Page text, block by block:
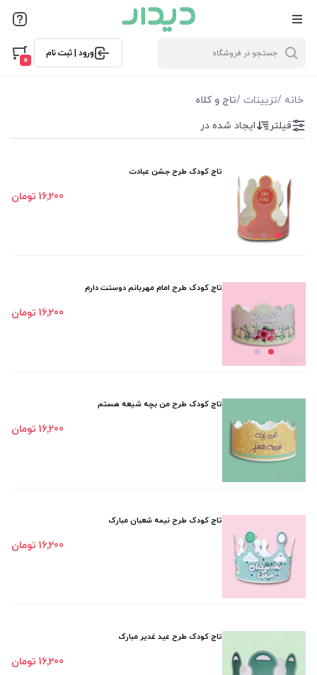
ورود | ثبت نام
0
خانه /تزیینات /تاج و کلاه
فیلتر بر اساس قیمت
فیلترها
موجودی
نمایش همه محصولات
فیلتر ایجاد شده در
تاج کودک طرح جشن عبادت
16٬200 تومان
تاج کودک طرح امام مهربانم دوستت دارم
16٬200 تومان
تاج کودک طرح من بچه شیعه هستم
16٬200 تومان
تاج کودک طرح نیمه شعبان مبارک
16٬200 تومان
تاج کودک طرح عید غدیر مبارک
16٬200 تومان